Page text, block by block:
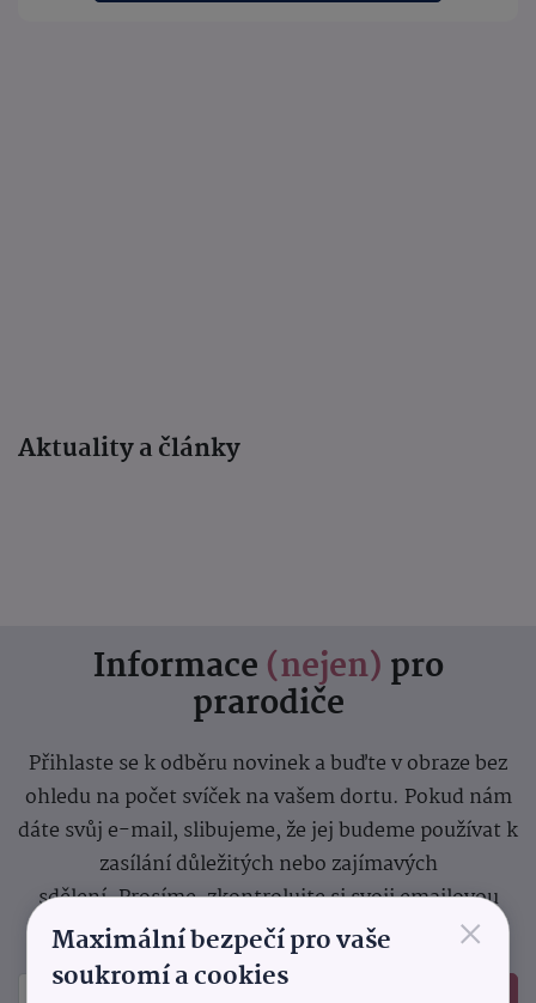
Aktuality a články
Informace (nejen) pro
prarodiče
Přihlaste se k odběru novinek a buďte v obraze bez
ohledu na počet svíček na vašem dortu. Pokud nám
dáte svůj e-mail, slibujeme, že jej budeme používat k
zasílání důležitých nebo zajímavých
sdělení.Prosíme, zkontrolujte si svoji emailovou
schránku, kam jsme poslali potvrzovací e-mail.
×
Maximální bezpečí pro vaše
soukromí a cookies